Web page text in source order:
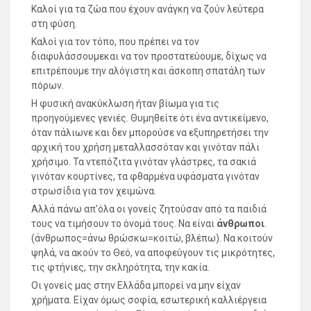
Καλοί για τα ζώα που έχουν ανάγκη να ζούν λεύτερα
στη φύση.
Καλοί για τον τόπο, που πρέπει να τον
διαφυλάσσουμεκαι να τον προστατεύουμε, δίχως να
επιτρέπουμε την αλόγιστη και άσκοπη σπατάλη των
πόρων.
Η φυσική ανακύκλωση ήταν βίωμα για τις
προηγούμενες γενιές. Θυμηθείτε ότι ένα αντικείμενο,
όταν πάλιωνε και δεν μπορούσε να εξυπηρετήσει την
αρχική του χρήση μεταλλασσόταν και γινόταν πάλι
χρήσιμο. Τα ντεπόζιτα γινόταν γλάστρες, τα σακιά
γινόταν κουρτίνες, τα φθαρμένα υφάσματα γινόταν
στρωσίδια για τον χειμώνα.
Αλλά πάνω απ’όλα οι γονείς ζητούσαν από τα παιδιά
τους να τιμήσουν το όνομά τους. Να είναι άνθρωποι
(άνθρωπος=άνω θρώσκω=κοιτώ, βλέπω). Να κοιτούν
ψηλά, να ακούν το Θεό, να αποφεύγουν τις μικρότητες,
τις φτήνιες, την σκληρότητα, την κακία.
Οι γονείς μας στην Ελλάδα μπορεί να μην είχαν
χρήματα. Είχαν όμως σοφία, εσωτερική καλλιέργεια